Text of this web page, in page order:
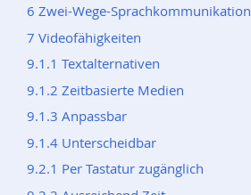
6 Zwei-Wege-Sprachkommunikation
7 Videofähigkeiten
9.1.1 Textalternativen
9.1.2 Zeitbasierte Medien
9.1.3 Anpassbar
9.1.4 Unterscheidbar
9.2.1 Per Tastatur zugänglich